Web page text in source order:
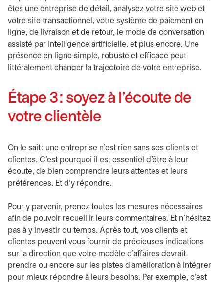
êtes une entreprise de détail, analysez votre site web et
votre site transactionnel, votre système de paiement en
ligne, de livraison et de retour, le mode de conversation
assisté par intelligence artificielle, et plus encore. Une
présence en ligne simple, robuste et efficace peut
littéralement changer la trajectoire de votre entreprise.
Étape 3 : soyez à l’écoute de
votre clientèle
On le sait : une entreprise n’est rien sans ses clients et
clientes. C’est pourquoi il est essentiel d’être à leur
écoute, de bien comprendre leurs attentes et leurs
préférences. Et d’y répondre.
Pour y parvenir, prenez toutes les mesures nécessaires
afin de pouvoir recueillir leurs commentaires. Et n’hésitez
pas à y investir du temps. Après tout, vos clients et
clientes peuvent vous fournir de précieuses indications
sur la direction que votre modèle d’affaires devrait
prendre ou encore sur les pistes d’amélioration à intégrer
pour mieux répondre à leurs besoins. Par exemple, c’est